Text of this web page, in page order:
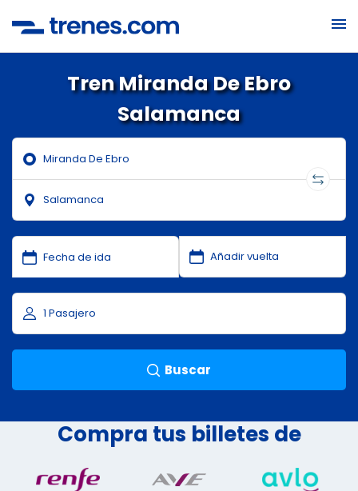
Tren Miranda De Ebro
Salamanca
Buscar
Compra tus billetes de